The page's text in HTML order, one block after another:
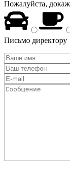
Пожалуйста,
Письмо директору